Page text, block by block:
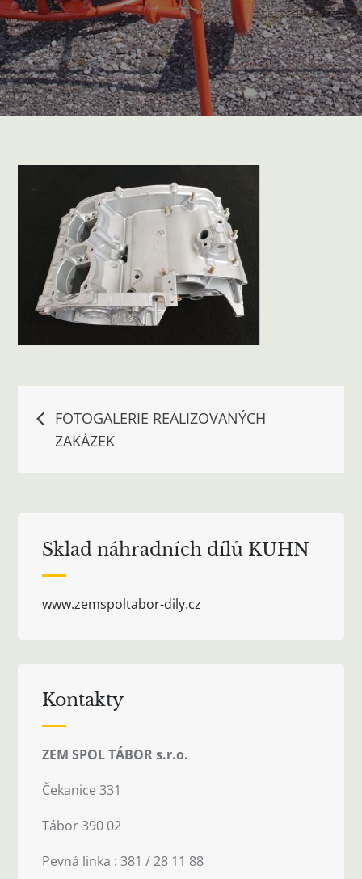
Navigace
pro
FOTOGALERIE REALIZOVANÝCH
ZAKÁZEK
Sklad náhradních dílů KUHN
www.zemspoltabor-dily.cz
Kontakty
ZEM SPOL TÁBOR s.r.o.
Čekanice 331
Tábor 390 02
Pevná linka : 381 / 28 11 88